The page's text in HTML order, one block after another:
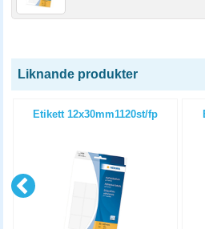
Liknande produkter
Etikett 12x30mm1120st/fp